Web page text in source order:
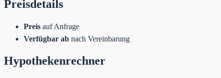
Preisdetails
Preis auf Anfrage
Verfügbar ab nach Vereinbarung
Hypothekenrechner